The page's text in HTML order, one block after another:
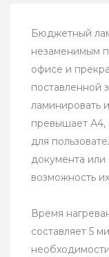
Бюджетный
незаменимым
офисе и
поставленной
ламинировать
превышает А4,
для
документа или
возможность
Время
составляет 5